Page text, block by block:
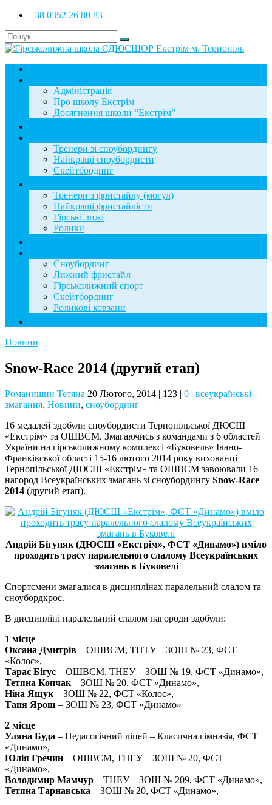
+38 0352 26 80 83
Адміністрація
Про школу Екстрім
Досягнення школи “Екстрім”
Тренери зі сноубордингу
Найкращі сноубордисти
Скейтбординг
Тренери з фристайлу (могул)
Найкращі фристайлісти
Гірські лижі
Ролики
Сноубординг
Лижний фристайл
Гірськолижний спорт
Скейтбординг
Роликові ковзани
Новини
Snow-Race 2014 (другий етап)
Романишин Тетяна 20 Лютого, 2014 | 123 | 0 | всеукраїнські
змагання, Новини, сноубординг
16 медалей здобули сноубордисти Тернопільської ДЮСШ
«Екстрім» та ОШВСМ. Змагаючись з командами з 6 областей
України на гірськолижному комплексі «Буковель» Івано-
Франківської області 15-16 лютого 2014 року вихованці
Тернопільської ДЮСШ «Екстрім» та ОШВСМ завоювали 16
нагород Всеукраїнських змагань зі сноубордингу Snow-Race
2014 (другий етап).
Андрій Бігуняк (ДЮСШ «Екстрім», ФСТ «Динамо») вміло
проходить трасу паралельного слалому Всеукраїнських
змагань в Буковелі
Спортсмени змагалися в дисциплінах паралельний слалом та
сноубордкрос.
В дисципліні паралельний слалом нагороди здобули:
1 місце
Оксана Дмитрів – ОШВСМ, ТНТУ – ЗОШ № 23, ФСТ
«Колос»,
Тарас Бігус – ОШВСМ, ТНЕУ – ЗОШ № 19, ФСТ «Динамо»,
Тетяна Копчак – ЗОШ № 20, ФСТ «Динамо»,
Ніна Ящук – ЗОШ № 22, ФСТ «Колос»,
Таня Ярош – ЗОШ № 23, ФСТ «Динамо»
2 місце
Уляна Буда – Педагогічний ліцей – Класична гімназія, ФСТ
«Динамо»,
Юлія Гречин – ОШВСМ, ТНЕУ – ЗОШ № 20, ФСТ
«Динамо»,
Володимир Мамчур – ТНЕУ – ЗОШ № 209, ФСТ «Динамо»,
Тетяна Тарнавська – ЗОШ № 20, ФСТ «Динамо»,